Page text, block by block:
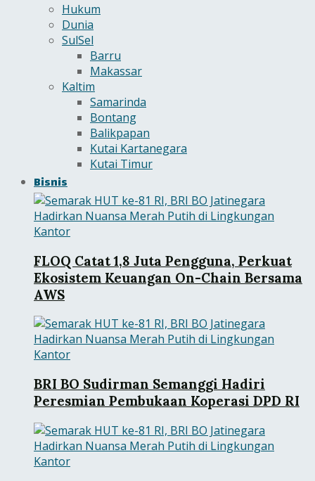
Hukum
Dunia
SulSel
Barru
Makassar
Kaltim
Samarinda
Bontang
Balikpapan
Kutai Kartanegara
Kutai Timur
Bisnis
FLOQ Catat 1,8 Juta Pengguna, Perkuat
Ekosistem Keuangan On-Chain Bersama
AWS
BRI BO Sudirman Semanggi Hadiri
Peresmian Pembukaan Koperasi DPD RI